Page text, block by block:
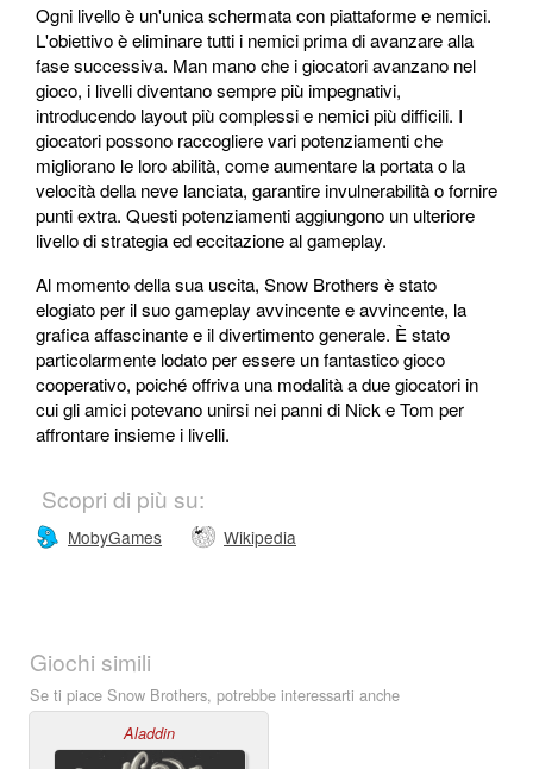
Ogni livello è un'unica schermata con piattaforme e nemici.
L'obiettivo è eliminare tutti i nemici prima di avanzare alla
fase successiva. Man mano che i giocatori avanzano nel
gioco, i livelli diventano sempre più impegnativi,
introducendo layout più complessi e nemici più difficili. I
giocatori possono raccogliere vari potenziamenti che
migliorano le loro abilità, come aumentare la portata o la
velocità della neve lanciata, garantire invulnerabilità o fornire
punti extra. Questi potenziamenti aggiungono un ulteriore
livello di strategia ed eccitazione al gameplay.
Al momento della sua uscita, Snow Brothers è stato
elogiato per il suo gameplay avvincente e avvincente, la
grafica affascinante e il divertimento generale. È stato
particolarmente lodato per essere un fantastico gioco
cooperativo, poiché offriva una modalità a due giocatori in
cui gli amici potevano unirsi nei panni di Nick e Tom per
affrontare insieme i livelli.
Scopri di più su:
MobyGames Wikipedia
Giochi simili
Se ti piace Snow Brothers, potrebbe interessarti anche
Aladdin